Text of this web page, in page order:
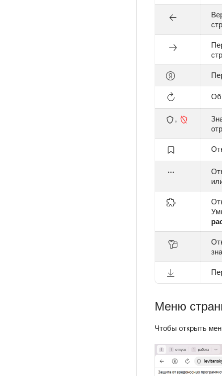
,
Меню
Чтобы открыть